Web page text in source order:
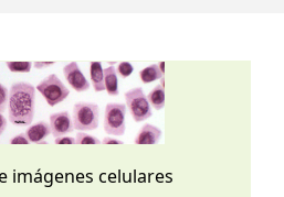
imágenes celulares